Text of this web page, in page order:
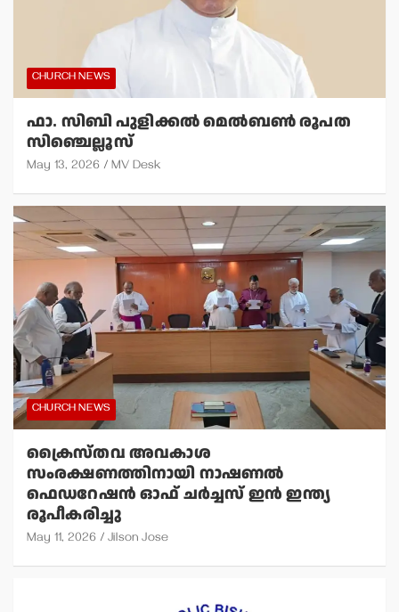
CHURCH NEWS
ഫാ. സിബി പുളിക്കല്‍ മെല്‍ബണ്‍ രൂപത
സിഞ്ചെല്ലൂസ്
May 13, 2026 MV Desk
CHURCH NEWS
ക്രൈസ്തവ അവകാശ
സംരക്ഷണത്തിനായി നാഷണല്‍
ഫെഡറേഷന്‍ ഓഫ് ചര്‍ച്ചസ് ഇന്‍ ഇന്ത്യ
രൂപീകരിച്ചു
May 11, 2026 Jilson Jose